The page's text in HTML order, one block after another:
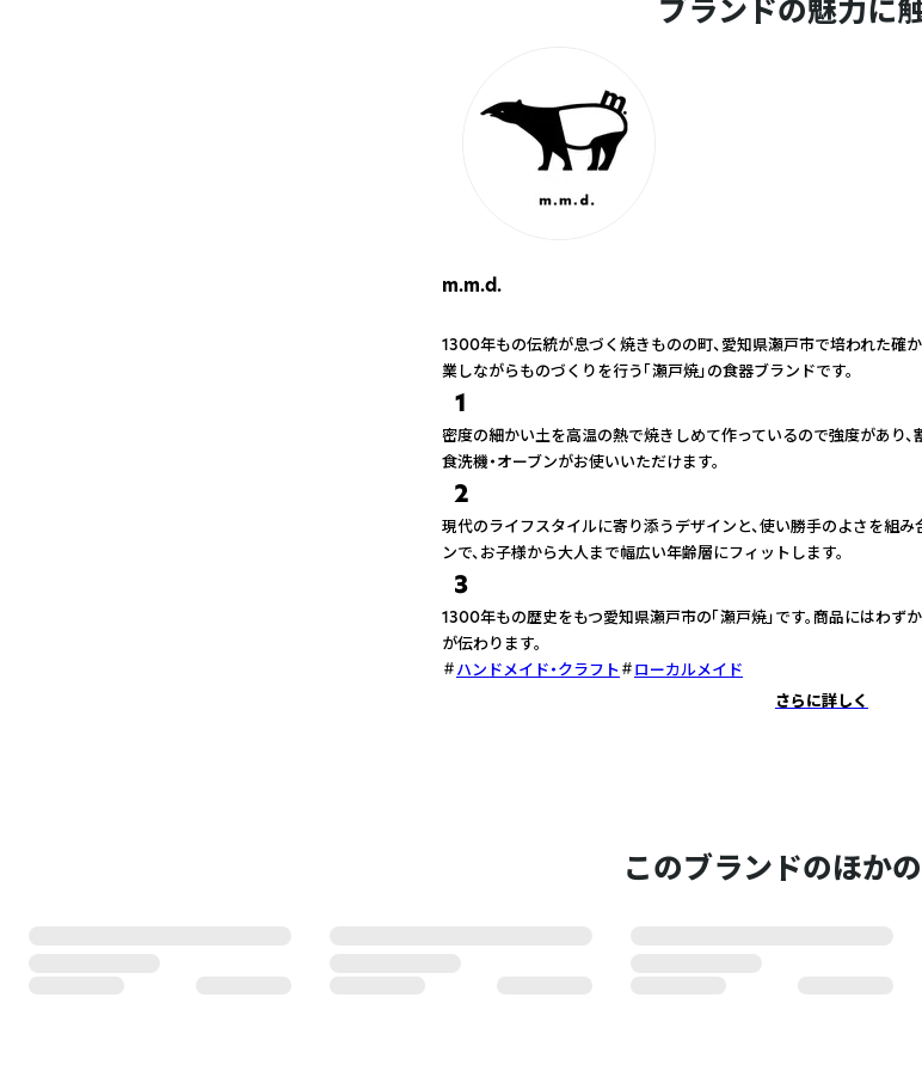
ブランドの魅力に
m.m.d.
1300年もの伝統が息づく焼きものの町、愛知県瀬戸市で培われた確
業しながらものづくりを行う「瀬戸焼」の食器ブランドです。
1
密度の細かい土を高温の熱で焼きしめて作っているので強度があり、
食洗機・オーブンがお使いいただけます。
2
現代のライフスタイルに寄り添うデザインと、使い勝手のよさを組
ンで、お子様から大人まで幅広い年齢層にフィットします。
3
1300年もの歴史をもつ愛知県瀬戸市の「瀬戸焼」です。商品にはわず
が伝わります。
ハンドメイド・クラフト
ローカルメイド
さらに詳しく
このブランドのほか